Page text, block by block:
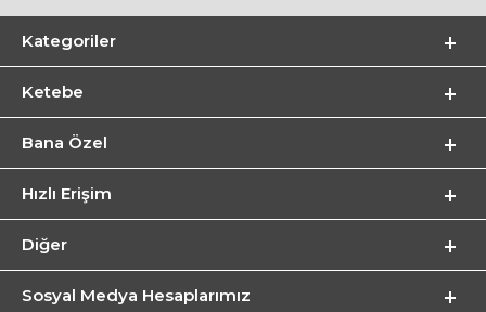
Kategoriler
Ketebe
Bana Özel
Hızlı Erişim
Diğer
Sosyal Medya Hesaplarımız